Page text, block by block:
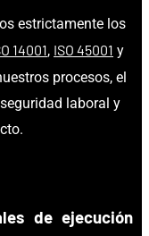
estrictamente los
14001, ISO 45001 y
procesos, el
laboral y
de ejecución